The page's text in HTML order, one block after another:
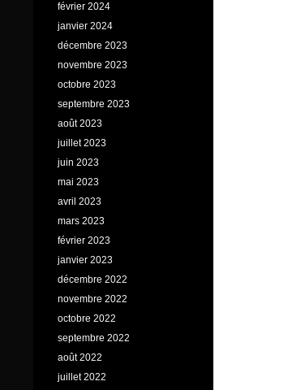
février 2024
janvier 2024
décembre 2023
novembre 2023
octobre 2023
septembre 2023
août 2023
juillet 2023
juin 2023
mai 2023
avril 2023
mars 2023
février 2023
janvier 2023
décembre 2022
novembre 2022
octobre 2022
septembre 2022
août 2022
juillet 2022